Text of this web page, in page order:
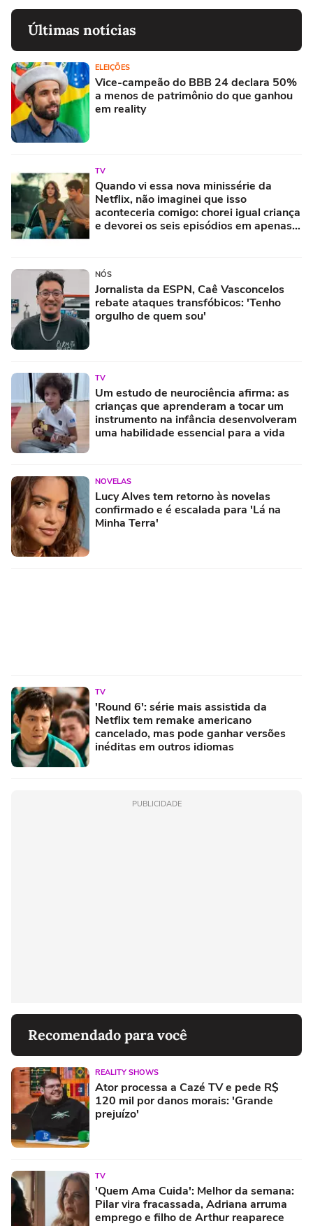
Últimas notícias
ELEIÇÕES
Vice-campeão do BBB 24 declara 50%
a menos de patrimônio do que ganhou
em reality
TV
Quando vi essa nova minissérie da
Netflix, não imaginei que isso
aconteceria comigo: chorei igual criança
e devorei os seis episódios em apenas
NÓS
Jornalista da ESPN, Caê Vasconcelos
rebate ataques transfóbicos: 'Tenho
orgulho de quem sou'
TV
Um estudo de neurociência afirma: as
crianças que aprenderam a tocar um
instrumento na infância desenvolveram
uma habilidade essencial para a vida
NOVELAS
Lucy Alves tem retorno às novelas
confirmado e é escalada para 'Lá na
Minha Terra'
TV
'Round 6': série mais assistida da
Netflix tem remake americano
cancelado, mas pode ganhar versões
inéditas em outros idiomas
PUBLICIDADE
Recomendado para você
REALITY SHOWS
Ator processa a Cazé TV e pede R$
120 mil por danos morais: 'Grande
prejuízo'
TV
'Quem Ama Cuida': Melhor da semana:
Pilar vira fracassada, Adriana arruma
emprego e filho de Arthur reaparece